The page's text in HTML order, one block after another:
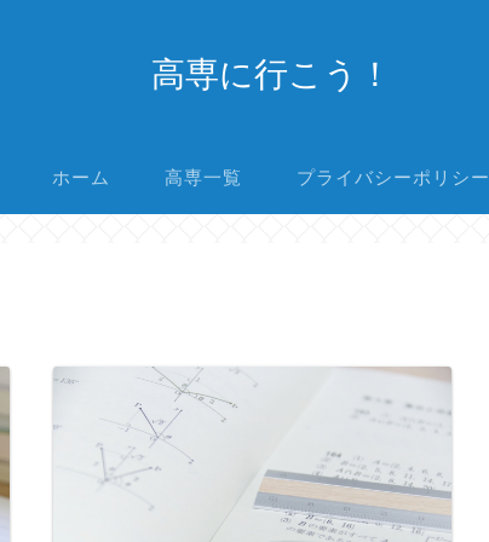
高専に行こう！
ホーム 高専一覧 プライバシーポリシー